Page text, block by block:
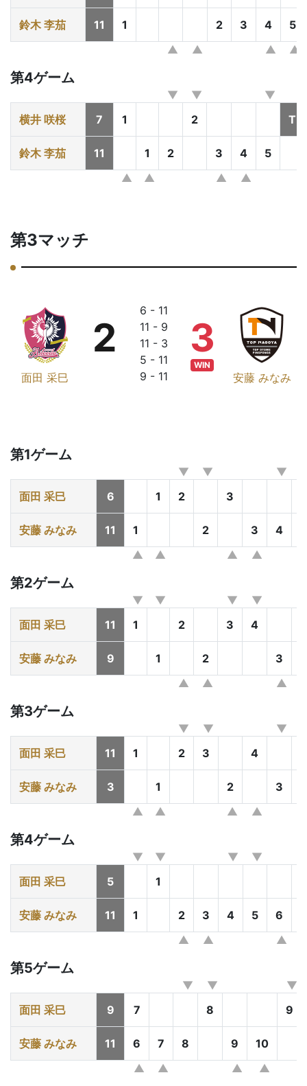
鈴木 李茄 11 1 2 3 4 5
第4ゲーム
横井 咲桜 7 1 2 T
鈴木 李茄 11 1 2 3 4 5
第3マッチ
面田 采巳
2
6 - 11
11 - 9
11 - 3
5 - 11
9 - 11
安藤 みなみ
3
WIN
第1ゲーム
面田 采巳 6 1 2 3
安藤 みなみ 11 1 2 3 4
第2ゲーム
面田 采巳 11 1 2 3 4
安藤 みなみ 9 1 2 3
第3ゲーム
面田 采巳 11 1 2 3 4
安藤 みなみ 3 1 2 3
第4ゲーム
面田 采巳 5 1
安藤 みなみ 11 1 2 3 4 5 6
第5ゲーム
面田 采巳 9 7 8 9
安藤 みなみ 11 6 7 8 9 10